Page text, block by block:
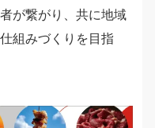
が繋がり、共に地域
組みづくりを目指